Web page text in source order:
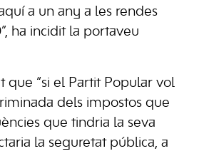
a un any a les rendes
ha incidit la portaveu
que “si el Partit Popular vol
dels impostos que
que tindria la seva
la seguretat pública, a